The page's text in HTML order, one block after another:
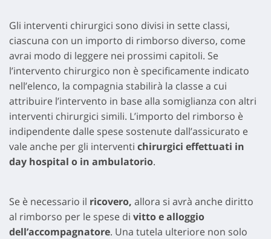
Gli interventi chirurgici sono divisi in sette classi,
ciascuna con un importo di rimborso diverso, come
avrai modo di leggere nei prossimi capitoli. Se
l’intervento chirurgico non è specificamente indicato
nell’elenco, la compagnia stabilirà la classe a cui
attribuire l’intervento in base alla somiglianza con altri
interventi chirurgici simili. L’importo del rimborso è
indipendente dalle spese sostenute dall’assicurato e
vale anche per gli interventi chirurgici effettuati in
day hospital o in ambulatorio.
Se è necessario il ricovero, allora si avrà anche diritto
al rimborso per le spese di vitto e alloggio
dell’accompagnatore. Una tutela ulteriore non solo